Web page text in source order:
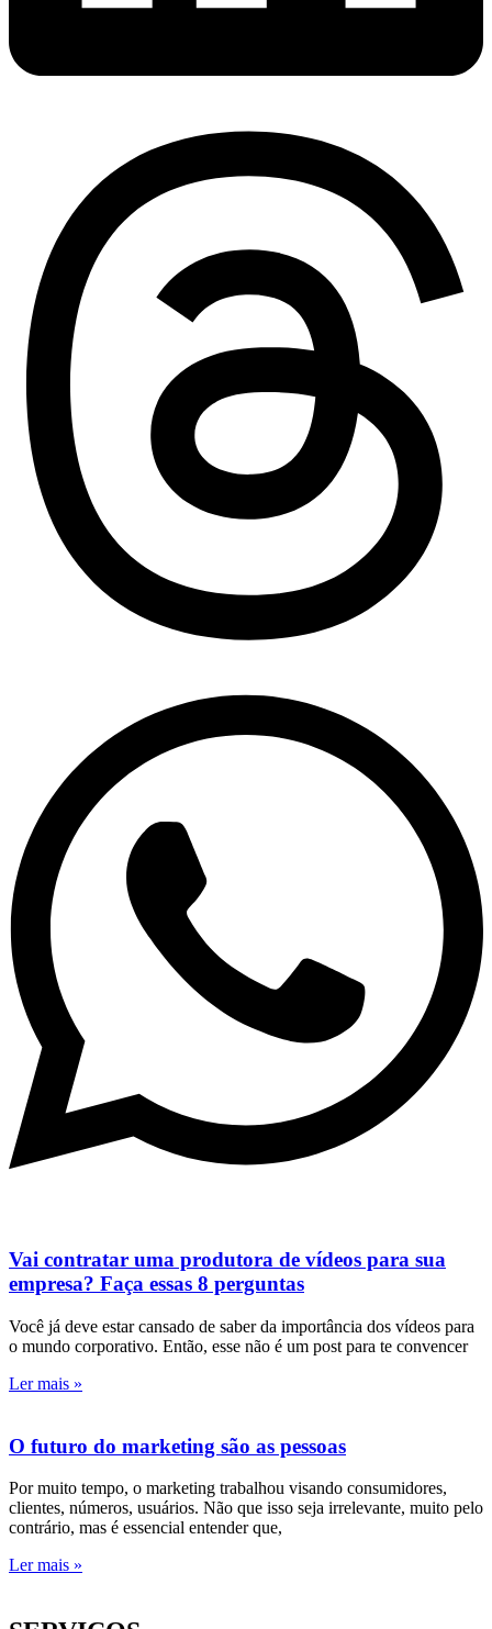
Vai contratar uma produtora de vídeos para sua
empresa? Faça essas 8 perguntas
Você já deve estar cansado de saber da importância dos vídeos para
o mundo corporativo. Então, esse não é um post para te convencer
Ler mais »
O futuro do marketing são as pessoas
Por muito tempo, o marketing trabalhou visando consumidores,
clientes, números, usuários. Não que isso seja irrelevante, muito pelo
contrário, mas é essencial entender que,
Ler mais »